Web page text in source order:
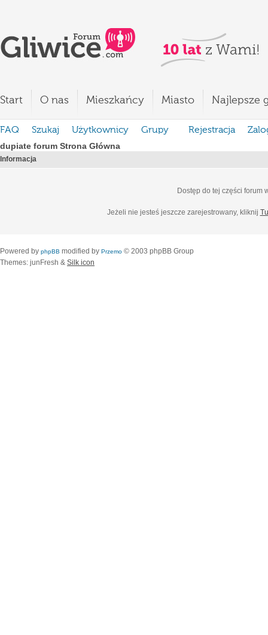
Start O nas Mieszkańcy Miasto Najlepsze
FAQ Szukaj Użytkownicy Grupy Rejestracja
dupiate forum Strona Główna
Informacja
Dostęp do tej części forum
Jeżeli nie jesteś jeszcze zarejestrowany, kliknij
Powered by phpBB modified by Przemo © 2003 phpBB Group
Themes: junFresh & Silk icon